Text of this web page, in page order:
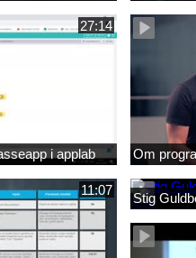
27:14
i applab Om
11:07
Stig